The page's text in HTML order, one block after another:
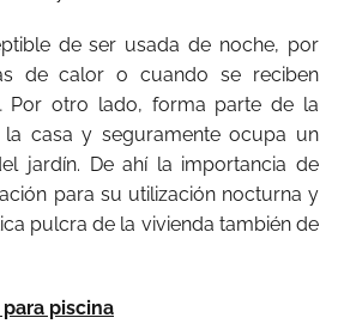
de ser usada de noche, por
de calor o cuando se reciben
Por otro lado, forma parte de la
casa y seguramente ocupa un
jardín. De ahí la importancia de
para su utilización nocturna y
pulcra de la vivienda también de
piscina